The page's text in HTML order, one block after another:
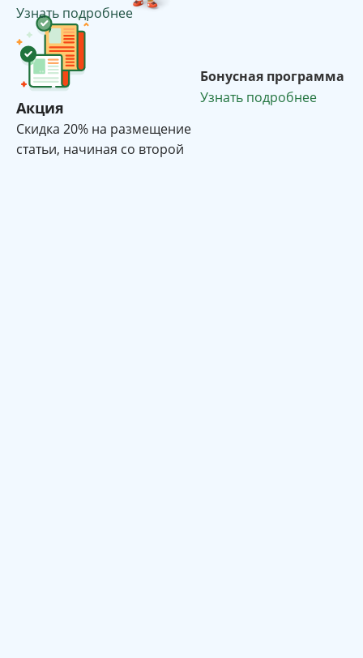
Узнать подробнее
Акция
Cкидка 20% на размещение
статьи, начиная со второй
Бонусная программа
Узнать подробнее